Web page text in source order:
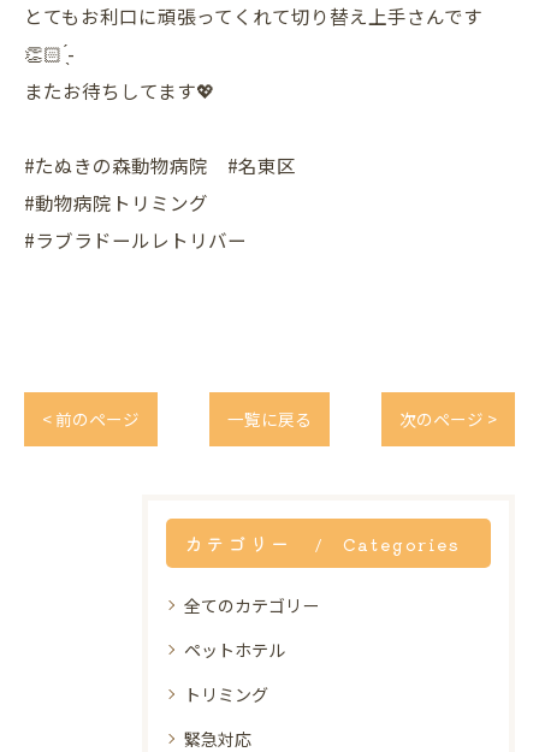
とてもお利口に頑張ってくれて切り替え上手さんです
👏🏻 ̖́-
またお待ちしてます💖
#たぬきの森動物病院 #名東区
#動物病院トリミング
#ラブラドールレトリバー
< 前のページ 一覧に戻る 次のページ >
カテゴリー Categories
全てのカテゴリー
ペットホテル
トリミング
緊急対応